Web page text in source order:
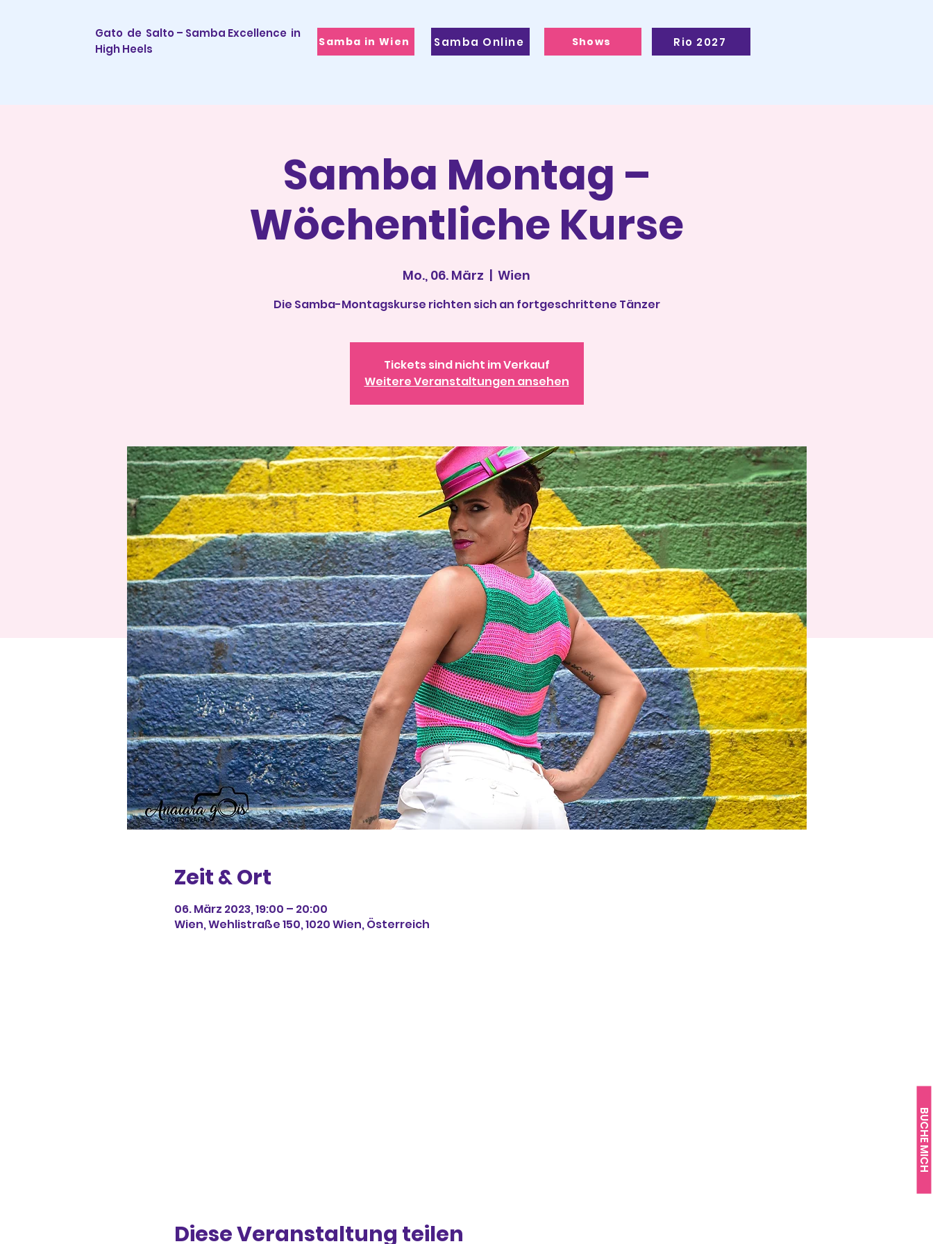
Gato de Salto – Samba Excellence in
High Heels
Samba in Wien Samba Online Shows Rio 2027
BUCHE MICH
Samba Montag –
Wöchentliche Kurse
Mo., 06. März
  |
Wien
Die Samba-Montagskurse richten sich an fortgeschrittene Tänzer
Tickets sind nicht im Verkauf
Weitere Veranstaltungen ansehen
Zeit & Ort
06. März 2023, 19:00 – 20:00
Wien, Wehlistraße 150, 1020 Wien, Österreich
Diese Veranstaltung teilen